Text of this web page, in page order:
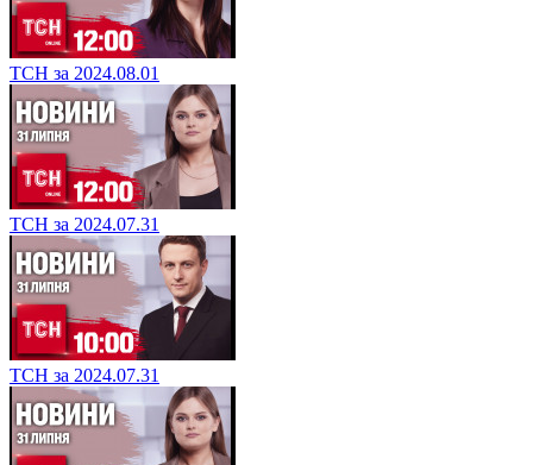
ТСН за 2024.08.01
ТСН за 2024.07.31
ТСН за 2024.07.31